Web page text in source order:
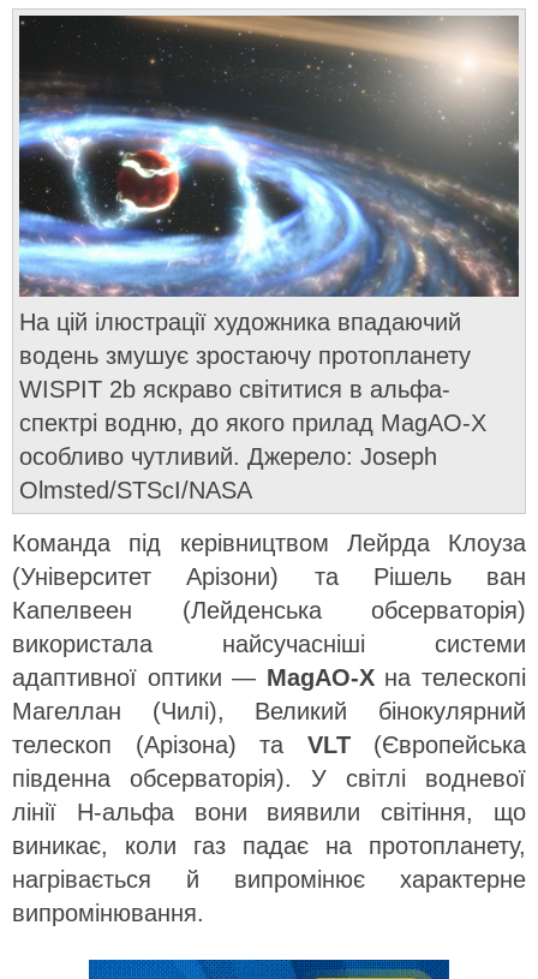
На цій ілюстрації художника впадаючий
водень змушує зростаючу протопланету
WISPIT 2b яскраво світитися в альфа-
спектрі водню, до якого прилад MagAO-X
особливо чутливий. Джерело: Joseph
Olmsted/STScI/NASA
Команда під керівництвом Лейрда Клоуза
(Університет Арізони) та Рішель ван
Капелвеен (Лейденська обсерваторія)
використала найсучасніші системи
адаптивної оптики — MagAO-Xна телескопі
Магеллан (Чилі), Великий бінокулярний
телескоп (Арізона) та VLT(Європейська
південна обсерваторія). У світлі водневої
лінії H-альфа вони виявили світіння, що
виникає, коли газ падає на протопланету,
нагрівається й випромінює характерне
випромінювання.